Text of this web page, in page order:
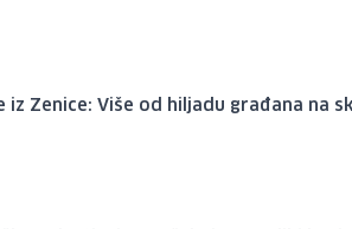
iz Zenice: Više od hiljadu građana na